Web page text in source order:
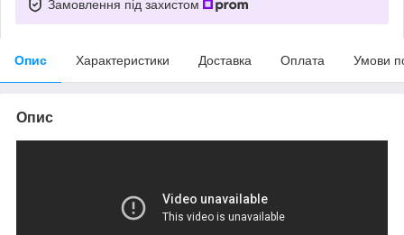
Замовлення під захистом
Опис Характеристики Доставка Оплата Умови
Опис